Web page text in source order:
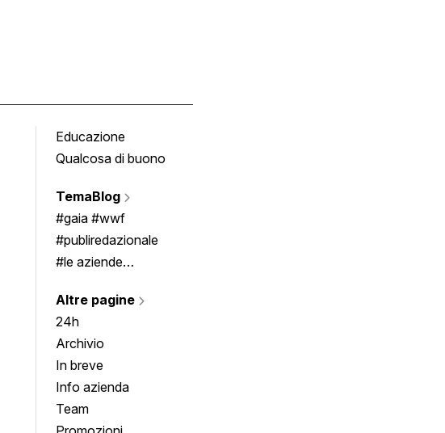
Educazione
Qualcosa di buono
TemaBlog
#gaia #wwf
#publiredazionale
#le aziende
Altre pagine
24h
Archivio
In breve
Info azienda
Team